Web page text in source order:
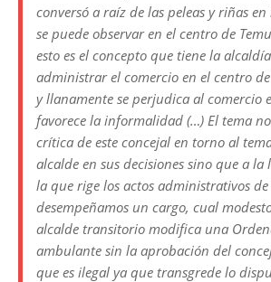
conversó a raíz de las peleas y riñas
se puede observar en el centro de
esto es el concepto que tiene la
administrar el comercio en el centro
y llanamente se perjudica al comercio
favorece la informalidad (…) El tema
crítica de este concejal en torno al
alcalde en sus decisiones sino que a la
la que rige los actos administrativos
desempeñamos un cargo, cual
alcalde transitorio modifica una
ambulante sin la aprobación del
que es ilegal ya que transgrede lo